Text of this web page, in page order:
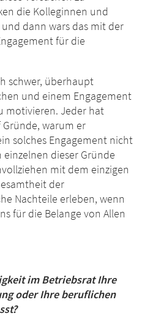
die Kolleginnen und
dann wars das mit der
für die
schwer, überhaupt
und einem Engagement
motivieren. Jeder hat
warum er
solches Engagement nicht
dieser Gründe
mit dem einzigen
der
Nachteile erleben, wenn
für die Belange von Allen
im Betriebsrat Ihre
oder Ihre beruflichen